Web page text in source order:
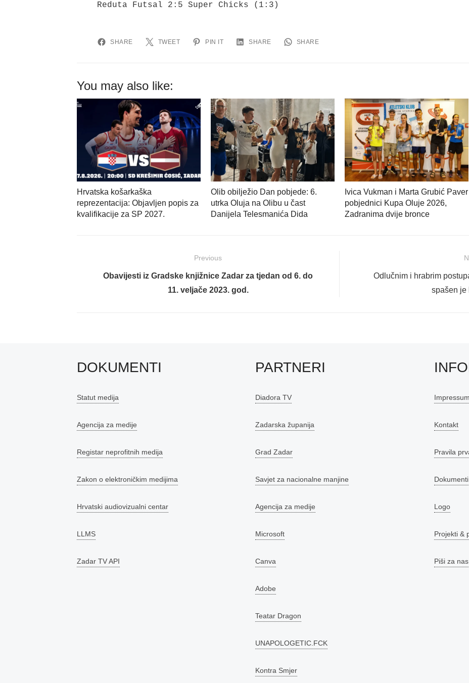
Reduta Futsal 2:5 Super Chicks (1:3)
SHARE TWEET PIN IT SHARE SHARE
You may also like:
Hrvatska košarkaška
reprezentacija: Objavljen popis za
kvalifikacije za SP 2027.
Olib obilježio Dan pobjede: 6.
utrka Oluja na Olibu u čast
Danijela Telesmanića Dida
Ivica Vukman i Marta Grubić Paver
pobjednici Kupa Oluje 2026,
Zadranima dvije bronce
objava
Previous
Previous
Obavijesti iz Gradske knjižnice Zadar za tjedan od 6. do
11. veljače 2023. god.
NextOdlučnim i hrabrim
spašen je
DOKUMENTI
Statut medija
Agencija za medije
Registar neprofitnih medija
Zakon o elektroničkim medijima
Hrvatski audiovizualni centar
LLMS
Zadar TV API
PARTNERI
Diadora TV
Zadarska županija
Grad Zadar
Savjet za nacionalne manjine
Agencija za medije
Microsoft
Canva
Adobe
Teatar Dragon
UNAPOLOGETIC.FCK
Kontra Smjer
Impressum
Kontakt
Pravila
Dokumenti
Logo
Projekti &
Piši za nas